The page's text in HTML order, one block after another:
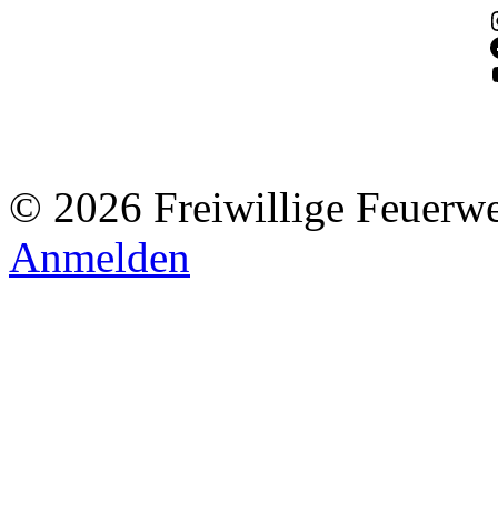
© 2026 Freiwillige
Anmelden